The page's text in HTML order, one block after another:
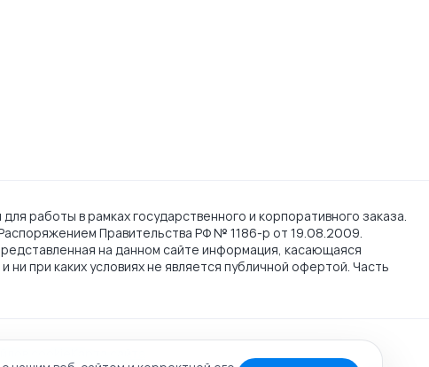
работы в рамках государственного и корпоративного заказа.
Правительства РФ № 1186-р от 19.08.2009.
на данном сайте информация, касающаяся
при каких условиях не является публичной офертой. Часть